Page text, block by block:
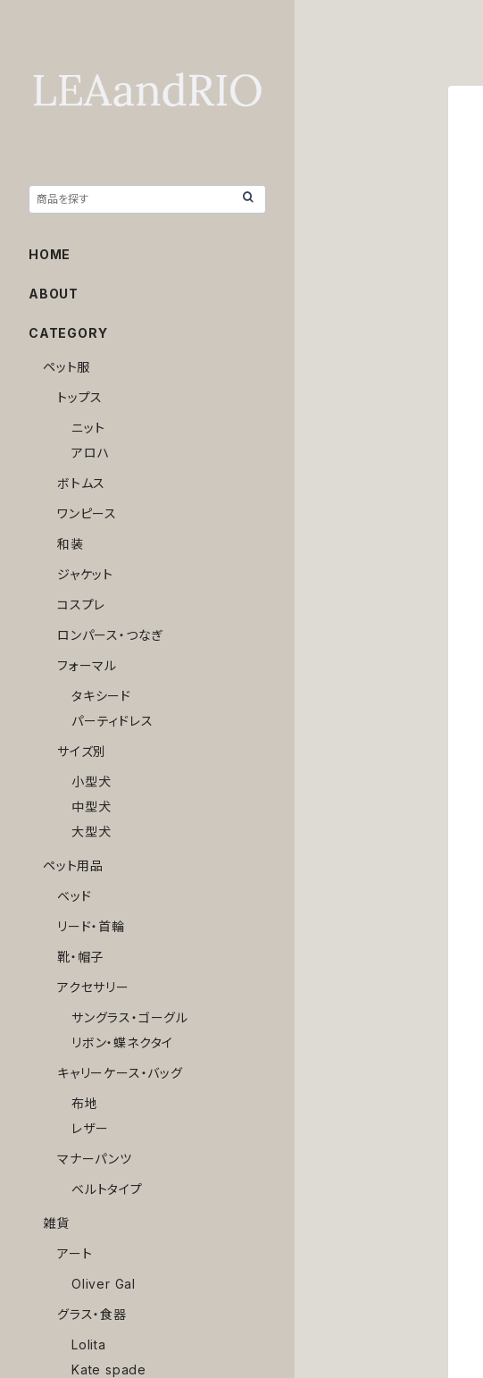
HOME
ABOUT
CATEGORY
ペット服
トップス
ニット
アロハ
ボトムス
ワンピース
和装
ジャケット
コスプレ
ロンパース・つなぎ
フォーマル
タキシード
パーティドレス
サイズ別
小型犬
中型犬
大型犬
ペット用品
ベッド
リード・首輪
靴・帽子
アクセサリー
サングラス・ゴーグル
リボン・蝶ネクタイ
キャリーケース・バッグ
布地
レザー
マナーパンツ
ベルトタイプ
雑貨
アート
Oliver Gal
グラス・食器
Lolita
Kate spade